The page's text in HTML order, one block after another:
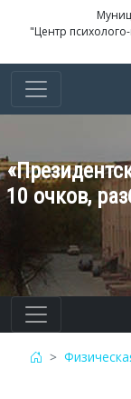
"Центр
10 очков,